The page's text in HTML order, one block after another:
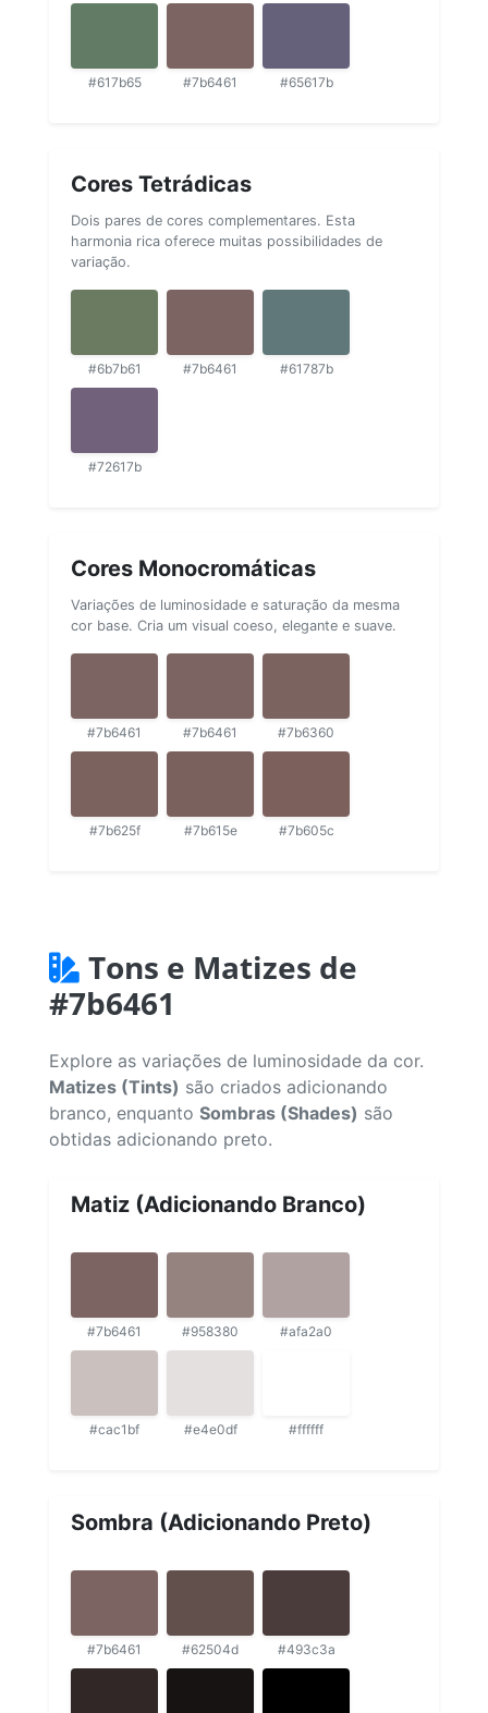
#617b65 #7b6461 #65617b
Cores Tetrádicas
Dois pares de cores complementares. Esta
harmonia rica oferece muitas possibilidades de
variação.
#6b7b61 #7b6461 #61787b
#72617b
Cores Monocromáticas
Variações de luminosidade e saturação da mesma
cor base. Cria um visual coeso, elegante e suave.
#7b6461 #7b6461 #7b6360
#7b625f #7b615e #7b605c
Tons e Matizes de
#7b6461
Explore as variações de luminosidade da cor.
Matizes (Tints) são criados adicionando
branco, enquanto Sombras (Shades) são
obtidas adicionando preto.
Matiz (Adicionando Branco)
#7b6461 #958380 #afa2a0
#cac1bf #e4e0df #ffffff
Sombra (Adicionando Preto)
#7b6461 #62504d #493c3a